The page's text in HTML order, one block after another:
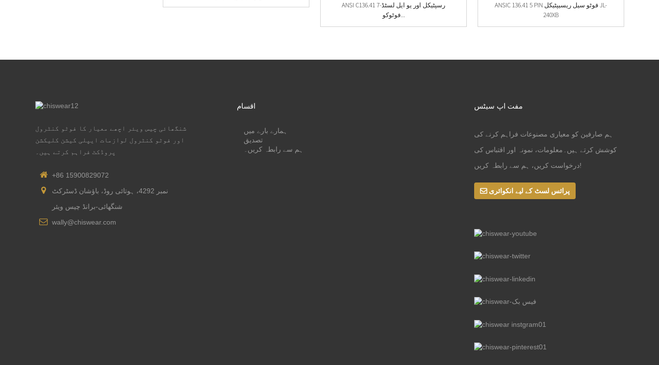
ANSI C136.41 7-رسپٹیکل اور یو ایل لسٹڈ
فوٹوکو...
ANSIC 136.41 5 PIN فوٹو سیل ریسیپٹیکل JL-
240XB
شنگھائی چیس ویئر اچھے معیار کا فوٹو کنٹرول
اور فوٹو کنٹرول لوازمات ایپلی کیشن کلیکشن
پروڈکٹ فراہم کرتے ہیں۔
+86 15900829072
نمبر 4292، ہوتائی روڈ، باؤشان ڈسٹرکٹ
شنگھائی-برانڈ چیس ویئر
wally@chiswear.com
اقسام
ہمارے بارے میں
تصدیق
ہم سے رابطہ کریں۔
مفت اپ سیٹس
ہم صارفین کو معیاری مصنوعات فراہم کرنے کی
کوشش کرتے ہیں۔معلومات، نمونہ اور اقتباس کی
درخواست کریں، ہم سے رابطہ کریں!
پرائس لسٹ کے لیے انکوائری